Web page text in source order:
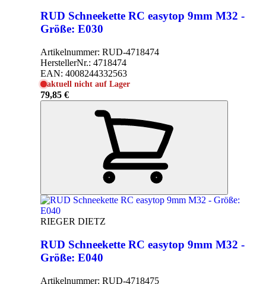
RUD Schneekette RC easytop 9mm M32 -
Größe: E030
Artikelnummer: RUD-4718474
HerstellerNr.: 4718474
EAN: 4008244332563
aktuell nicht auf Lager
79,85 €
RIEGER DIETZ
RUD Schneekette RC easytop 9mm M32 -
Größe: E040
Artikelnummer: RUD-4718475